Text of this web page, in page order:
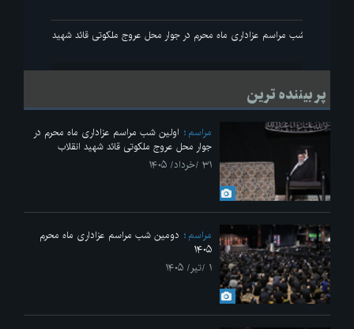
اولین شب مراسم عزاداری ماه محرم در جوار محل عروج ملکوتی قائد شهید انقلاب
پر بیننده ترین
مراسم
اولین شب مراسم عزاداری ماه محرم در
جوار محل عروج ملکوتی قائد شهید انقلاب
۳۱ /خرداد/ ۱۴۰۵
مراسم
دومین شب مراسم عزاداری ماه محرم
۱۴۰۵
۱ /تیر/ ۱۴۰۵